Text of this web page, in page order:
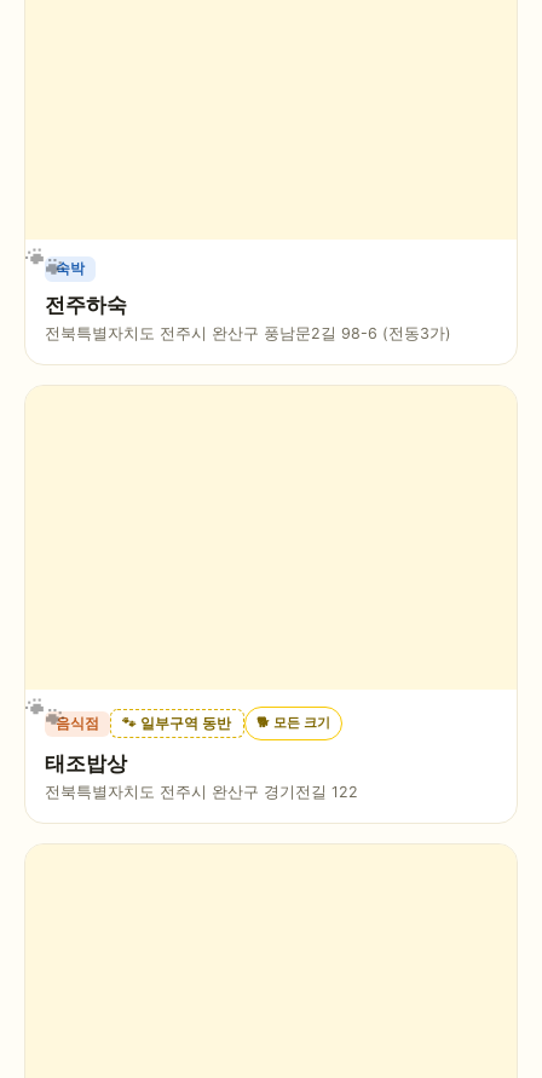
숙박
전주하숙
전북특별자치도 전주시 완산구 풍남문2길 98-6 (전동3가)
음식점 🐾 일부구역 동반 🐕 모든 크기
태조밥상
전북특별자치도 전주시 완산구 경기전길 122